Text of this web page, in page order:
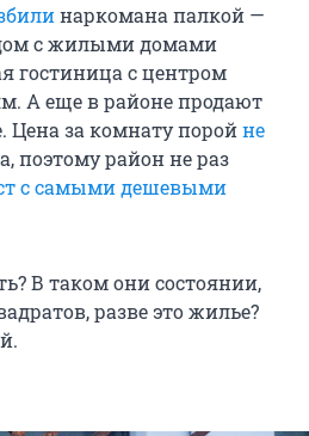
наркомана палкой —
с жилыми домами
гостиница с центром
А еще в районе продают
Цена за комнату поройне
поэтому район не раз
с самыми дешевыми
В таком они состоянии,
разве это жилье?